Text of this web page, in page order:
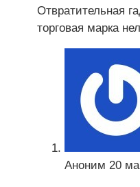
Отвратительная
торговая марка
Аноним 20